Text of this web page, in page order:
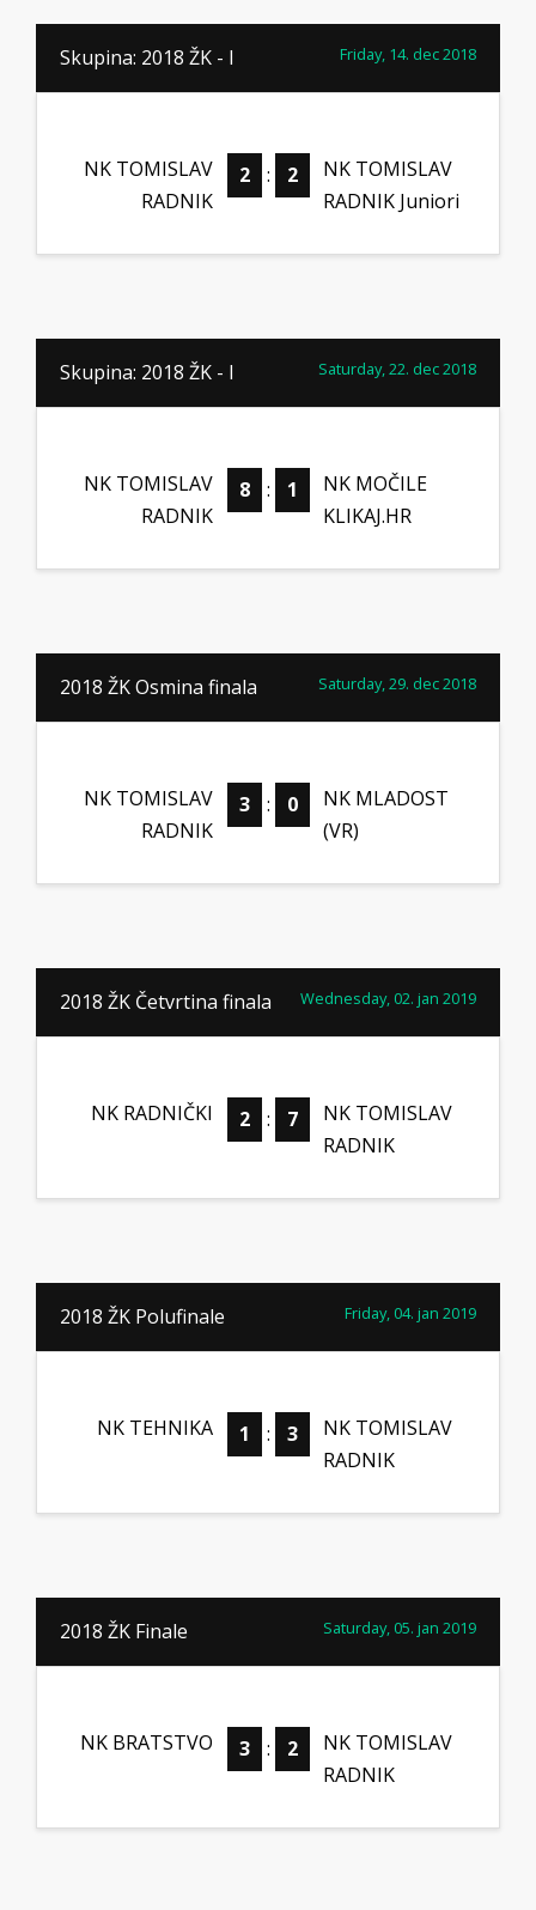
Skupina: 2018 ŽK - I Friday, 14. dec 2018
NK TOMISLAV
RADNIK
2 : 2
NK TOMISLAV
RADNIK Juniori
Skupina: 2018 ŽK - I Saturday, 22. dec 2018
NK TOMISLAV
RADNIK
8 : 1
NK MOČILE
KLIKAJ.HR
2018 ŽK Osmina finala Saturday, 29. dec 2018
NK TOMISLAV
RADNIK
3 : 0
NK MLADOST
(VR)
2018 ŽK Četvrtina finala Wednesday, 02. jan 2019
NK RADNIČKI 2 : 7
NK TOMISLAV
RADNIK
2018 ŽK Polufinale Friday, 04. jan 2019
NK TEHNIKA 1 : 3
NK TOMISLAV
RADNIK
2018 ŽK Finale Saturday, 05. jan 2019
NK BRATSTVO 3 : 2
NK TOMISLAV
RADNIK